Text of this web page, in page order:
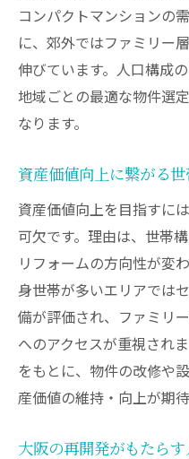
コンパクトマンションの
に、郊外ではファミリー
伸びています。人口構成
地域ごとの最適な物件選
なります。
資産価値向上に繋がる
資産価値向上を目指すに
可欠です。理由は、世帯
リフォームの方向性が変
身世帯が多いエリアでは
備が評価され、ファミリ
へのアクセスが重視され
をもとに、物件の改修や
産価値の維持・向上が期待
大阪の再開発がもたら